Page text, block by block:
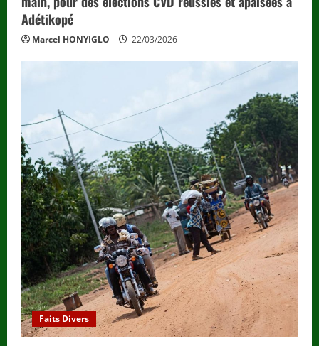
Adétikopé
Marcel HONYIGLO 22/03/2026
Faits Divers